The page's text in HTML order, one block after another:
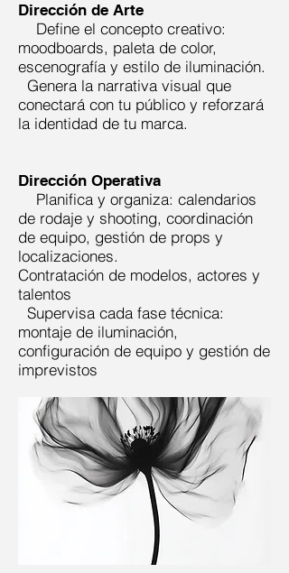
Dirección de Arte
Define el concepto creativo:
moodboards, paleta de color,
escenografía y estilo de iluminación.
Genera la narrativa visual que
conectará con tu público y reforzará
la identidad de tu marca.
Dirección Operativa
Planifica y organiza: calendarios
de rodaje y shooting, coordinación
de equipo, gestión de props y
localizaciones.
Contratación de modelos, actores y
talentos
Supervisa cada fase técnica:
montaje de iluminación,
configuración de equipo y gestión de
imprevistos